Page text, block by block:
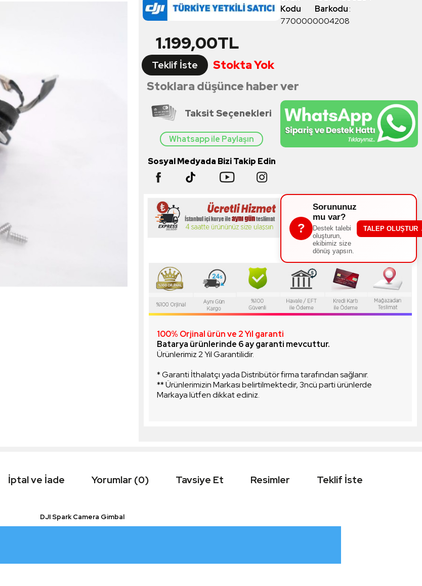
Kodu
Barkodu:
7700000004208
1.199,00TL
Teklif İste
Stokta Yok
Stoklara düşünce haber ver
Taksit Seçenekleri
Whatsapp ile Paylaşın
Sosyal Medyada Bizi Takip Edin
?
Sorununuz
mu var?
Destek talebi
oluşturun,
ekibimiz size
dönüş yapsın.
TALEP OLUŞTUR
100% Orjinal ürün ve 2 Yıl garanti
Batarya ürünlerinde 6 ay garanti mevcuttur.
Ürünlerimiz 2 Yıl Garantilidir.
* Garanti İthalatçı yada Distribütör firma tarafından sağlanır.
** Ürünlerimizin Markası belirtilmektedir, 3ncü parti ürünlerde
Markaya lütfen dikkat ediniz.
İptal ve İade Yorumlar (0) Tavsiye Et Resimler Teklif İste
DJI Spark Camera Gimbal